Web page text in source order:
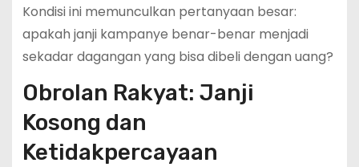
Kondisi ini memunculkan pertanyaan besar:
apakah janji kampanye benar-benar menjadi
sekadar dagangan yang bisa dibeli dengan uang?
Obrolan Rakyat: Janji
Kosong dan
Ketidakpercayaan